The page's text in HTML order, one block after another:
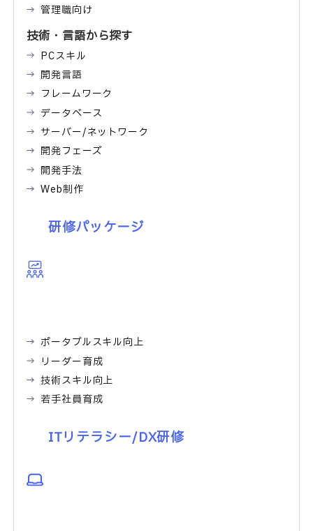
管理職向け
技術・言語から探す
PCスキル
開発言語
フレームワーク
データベース
サーバー/ネットワーク
開発フェーズ
開発手法
Web制作
研修パッケージ
ポータブルスキル向上
リーダー育成
技術スキル向上
若手社員育成
ITリテラシー/DX研修